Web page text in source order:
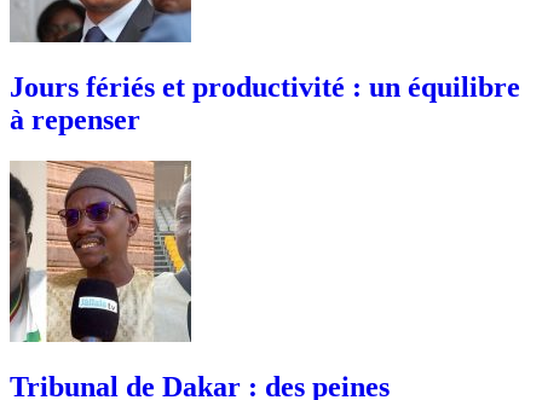
Jours fériés et productivité : un équilibre
à repenser
Tribunal de Dakar : des peines